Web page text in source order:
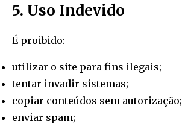
5. Uso Indevido
É proibido:
utilizar o site para fins ilegais;
tentar invadir sistemas;
copiar conteúdos sem autorização;
enviar spam;